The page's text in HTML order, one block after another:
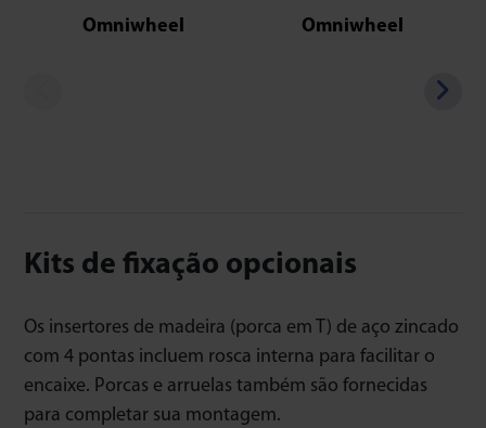
Omniwheel Omniwheel
Kits de fixação opcionais
Os insertores de madeira (porca em T) de aço zincado
com 4 pontas incluem rosca interna para facilitar o
encaixe. Porcas e arruelas também são fornecidas
para completar sua montagem.